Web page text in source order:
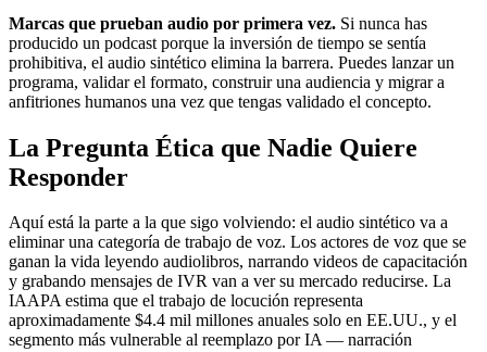
Marcas que prueban audio por primera vez. Si nunca has
producido un podcast porque la inversión de tiempo se sentía
prohibitiva, el audio sintético elimina la barrera. Puedes lanzar un
programa, validar el formato, construir una audiencia y migrar a
anfitriones humanos una vez que tengas validado el concepto.
La Pregunta Ética que Nadie Quiere
Responder
Aquí está la parte a la que sigo volviendo: el audio sintético va a
eliminar una categoría de trabajo de voz. Los actores de voz que se
ganan la vida leyendo audiolibros, narrando videos de capacitación
y grabando mensajes de IVR van a ver su mercado reducirse. La
IAAPA estima que el trabajo de locución representa
aproximadamente $4.4 mil millones anuales solo en EE.UU., y el
segmento más vulnerable al reemplazo por IA — narración